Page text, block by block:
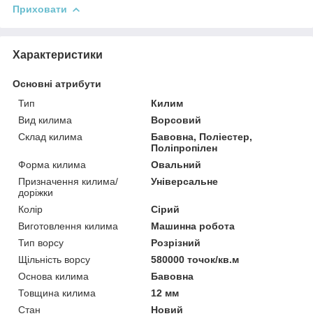
Приховати
Характеристики
Основні атрибути
Тип
Килим
Вид килима
Ворсовий
Склад килима
Бавовна, Поліестер,
Поліпропілен
Форма килима
Овальний
Призначення килима/
доріжки
Універсальне
Колір
Сірий
Виготовлення килима
Машинна робота
Тип ворсу
Розрізний
Щільність ворсу
580000 точок/кв.м
Основа килима
Бавовна
Товщина килима
12 мм
Стан
Новий